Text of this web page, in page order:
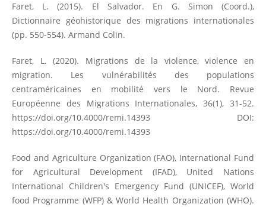
Faret, L. (2015). El Salvador. En G. Simon (Coord.),
Dictionnaire géohistorique des migrations internationales
(pp. 550-554). Armand Colin.
Faret, L. (2020). Migrations de la violence, violence en
migration. Les vulnérabilités des populations
centraméricaines en mobilité vers le Nord. Revue
Européenne des Migrations Internationales, 36(1), 31-52.
https://doi.org/10.4000/remi.14393 DOI:
https://doi.org/10.4000/remi.14393
Food and Agriculture Organization (FAO), International Fund
for Agricultural Development (IFAD), United Nations
International Children's Emergency Fund (UNICEF), World
food Programme (WFP) & World Health Organization (WHO).